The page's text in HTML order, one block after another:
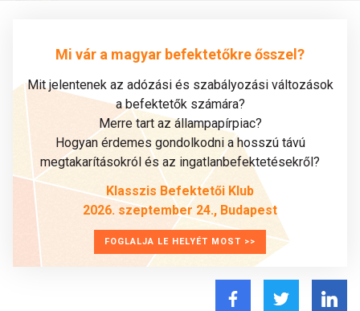
Mi vár a magyar befektetőkre ősszel?
Mit jelentenek az adózási és szabályozási változások
a befektetők számára?
Merre tart az állampapírpiac?
Hogyan érdemes gondolkodni a hosszú távú
megtakarításokról és az ingatlanbefektetésekről?
Klasszis Befektetői Klub
2026. szeptember 24., Budapest
FOGLALJA LE HELYÉT MOST >>